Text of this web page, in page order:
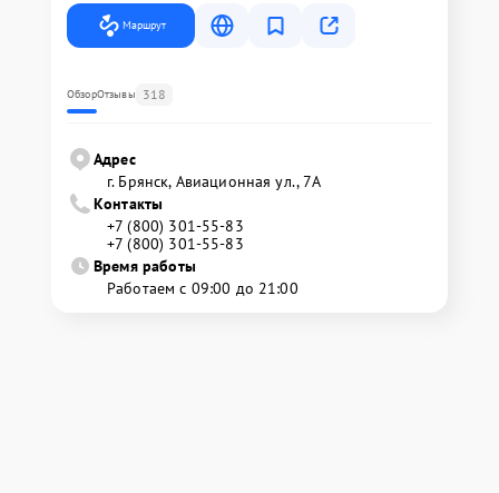
Маршрут
ОбзорОтзывы 318
Адрес
г. Брянск, Авиационная ул., 7А
Контакты
+7 (800) 301-55-83
+7 (800) 301-55-83
Время работы
Работаем с 09:00 до 21:00